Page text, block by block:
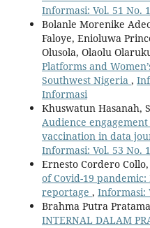
Informasi: Vol. 51 No.
Bolanle Morenike
Faloye, Enioluwa
Olusola, Olaolu
Platforms and
Southwest Nigeria ,
Informasi
Khuswatun Hasanah,
Audience
vaccination in data
Informasi: Vol. 53 No.
Ernesto Cordero Collo,
of Covid-19
reportage , Informasi:
Brahma Putra
INTERNAL DALAM